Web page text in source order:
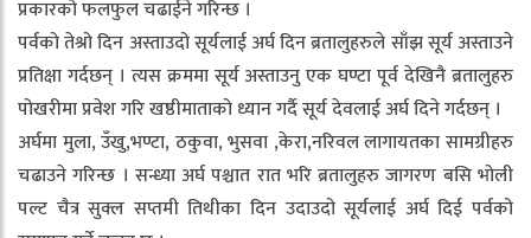
प्रकारको फलफुल चढाईने गरिन्छ ।
पर्वको तेश्रो दिन अस्ताउदो सूर्यलाई अर्घ दिन ब्रतालुहरुले साँझ सूर्य अस्ताउने
प्रतिक्षा गर्दछन् । त्यस क्रममा सूर्य अस्ताउनु एक घण्टा पूर्व देखिनै ब्रतालुहरु
पोखरीमा प्रवेश गरि खष्ठीमाताको ध्यान गर्दै सूर्य देवलाई अर्घ दिने गर्दछन् ।
अर्घमा मुला, उँखु,भण्टा, ठकुवा, भुसवा ,केरा,नरिवल लागायतका सामग्रीहरु
चढाउने गरिन्छ । सन्ध्या अर्घ पश्चात रात भरि ब्रतालुहरु जागरण बसि भोली
पल्ट चैत्र सुक्ल सप्तमी तिथीका दिन उदाउदो सूर्यलाई अर्घ दिई पर्वको